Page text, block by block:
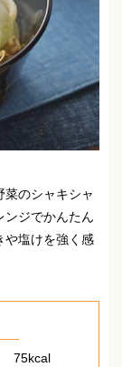
菜のシャキシャ
ンジでかんたん
や塩けを強く感
75kcal